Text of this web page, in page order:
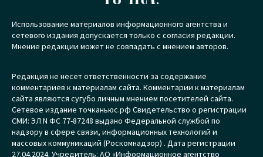
Использование материалов информационного агентства и
сетевого издания допускается только с согласия редакции.
Мнение редакции может не совпадать с мнением авторов.
Редакция не несет ответственности за содержание
комментариев к материалам сайта. Комментарии к материалам
сайта являются сугубо личным мнением посетителей сайта.
Сетевое издание точканьюс.рф Свидетельство о регистрации
СМИ: ЭЛ N ФС 77-87248 выдано Федеральной службой по
надзору в сфере связи, информационных технологий и
массовых коммуникаций (Роскомнадзор) . Дата регистрации
27.04.2024. Учредитель: АО «Информационное агентство